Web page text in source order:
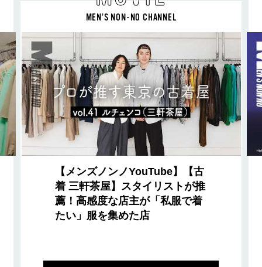
MEN’S NON-NO CHANNEL
【メンズノンノYouTube】【古
着 三軒茶屋】スタイリストが推
薦！高感度な店主が「私服で着
たい」服を集めた店